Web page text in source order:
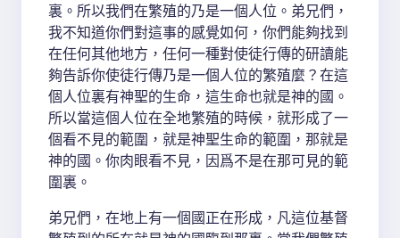
裏。所以我們在繁殖的乃是一個人位。弟兄們，
我不知道你們對這事的感覺如何，你們能夠找到
在任何其他地方，任何一種對使徒行傳的研讀能
夠告訴你使徒行傳乃是一個人位的繁殖麼？在這
個人位裏有神聖的生命，這生命也就是神的國。
所以當這個人位在全地繁殖的時候，就形成了一
個看不見的範圍，就是神聖生命的範圍，那就是
神的國。你肉眼看不見，因爲不是在那可見的範
圍裏。
弟兄們，在地上有一個國正在形成，凡這位基督